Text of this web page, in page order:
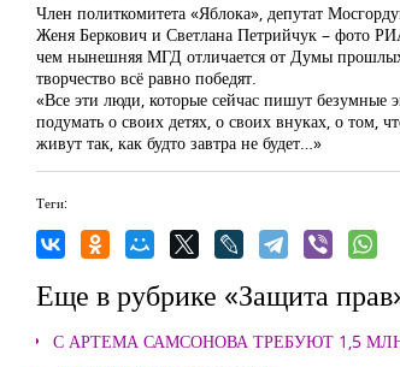
Член политкомитета «Яблока», депутат
Женя Беркович и Светлана Петрийчук – фото
чем нынешняя МГД отличается от Думы прошлых
творчество всё равно победят.
«Все эти люди, которые сейчас пишут
подумать о своих детях, о своих внуках, о том,
живут так, как будто завтра не будет…»
Теги:
Еще в рубрике «Защита
С АРТЕМА САМСОНОВА ТРЕБУЮТ 1,5